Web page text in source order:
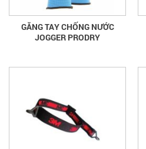
GĂNG TAY CHỐNG NƯỚC
JOGGER PRODRY